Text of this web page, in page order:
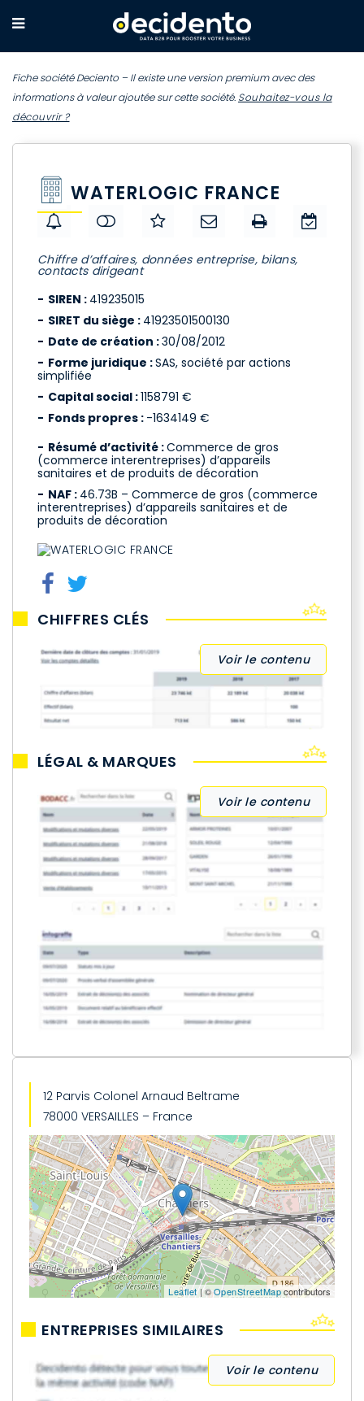
Fiche société Deciento – Il existe une version premium avec des
informations à valeur ajoutée sur cette société. Souhaitez-vous la
découvrir ?
WATERLOGIC FRANCE
Chiffre d’affaires, données entreprise, bilans,
contacts dirigeant
SIREN : 419235015
SIRET du siège : 41923501500130
Date de création :30/08/2012
Forme juridique :SAS, société par actions
simplifiée
Capital social :1158791 €
Fonds propres : -1634149 €
Résumé d’activité :Commerce de gros
(commerce interentreprises) d’appareils
sanitaires et de produits de décoration
NAF : 46.73B – Commerce de gros (commerce
interentreprises) d’appareils sanitaires et de
produits de décoration
CHIFFRES CLÉS
Voir le contenu
LÉGAL & MARQUES
Voir le contenu
12 Parvis Colonel Arnaud Beltrame
78000 VERSAILLES – France
Leaflet| ©OpenStreetMapcontributors
ENTREPRISES SIMILAIRES
Voir le contenu